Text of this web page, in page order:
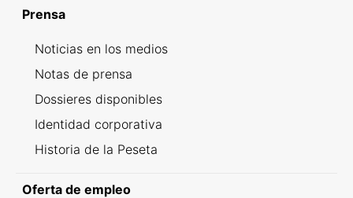
Prensa
Noticias en los medios
Notas de prensa
Dossieres disponibles
Identidad corporativa
Historia de la Peseta
Oferta de empleo